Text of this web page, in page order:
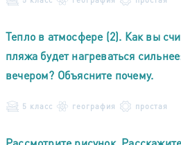
Тепло в атмосфере (2). Как вы
пляжа будет нагреваться
вечером? Объясните почему.
5 класс география простая